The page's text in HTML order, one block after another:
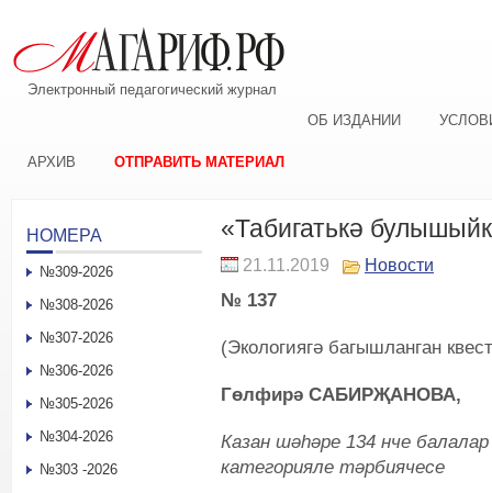
Электронный педагогический журнал
ОБ ИЗДАНИИ
АРХИВ ОТПРАВИТЬ МАТЕРИАЛ
«Табигатькә
21.11.2019 Новости
№ 137
(Экологиягә багышланган
Гөлфирә САБИРҖАНОВА,
Казан шәһәре 134 нче
категорияле тәрбиячесе
НОМЕРА
№309-2026
№308-2026
№307-2026
№306-2026
№305-2026
№304-2026
№303 -2026